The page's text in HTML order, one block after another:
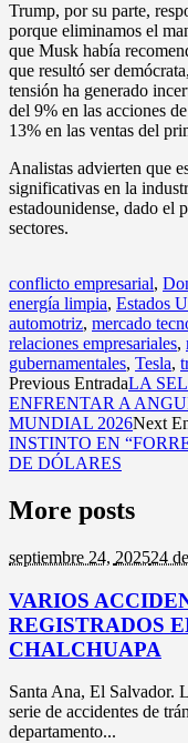
Trump, por su parte,
porque eliminamos el
que Musk había
que resultó ser
tensión ha generado
del 9% en las acciones
13% en las ventas del
Analistas advierten que
significativas en la
estadounidense, dado el
sectores.
conflicto empresarial,
energía limpia, Estados
automotriz, mercado
relaciones empresariales,
gubernamentales, Tesla,
Previous EntradaLA
ENFRENTAR A
MUNDIAL 2026Next
INSTINTO EN
DE DÓLARES
More posts
septiembre 24, 202524
VARIOS
REGISTRADOS
CHALCHUAPA
Santa Ana, El Salvador.
serie de accidentes de
departamento...